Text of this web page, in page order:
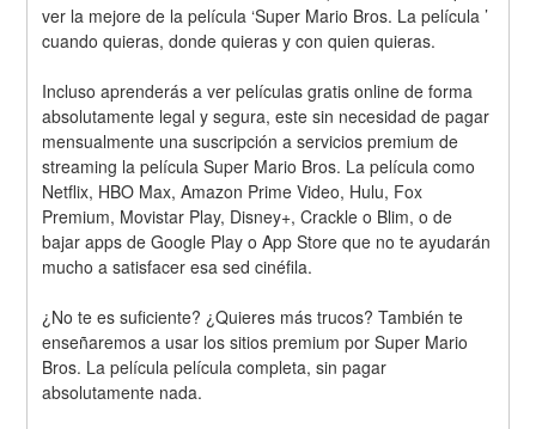
ver la mejore de la película ‘Super Mario Bros. La película ’
cuando quieras, donde quieras y con quien quieras.
Incluso aprenderás a ver películas gratis online de forma
absolutamente legal y segura, este sin necesidad de pagar
mensualmente una suscripción a servicios premium de
streaming la película Super Mario Bros. La película como
Netflix, HBO Max, Amazon Prime Video, Hulu, Fox
Premium, Movistar Play, Disney+, Crackle o Blim, o de
bajar apps de Google Play o App Store que no te ayudarán
mucho a satisfacer esa sed cinéfila.
¿No te es suficiente? ¿Quieres más trucos? También te
enseñaremos a usar los sitios premium por Super Mario
Bros. La película película completa, sin pagar
absolutamente nada.